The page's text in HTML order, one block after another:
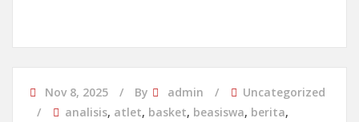
Nov 8, 2025 By admin
Uncategorized
analisis, atlet, basket, beasiswa, berita,